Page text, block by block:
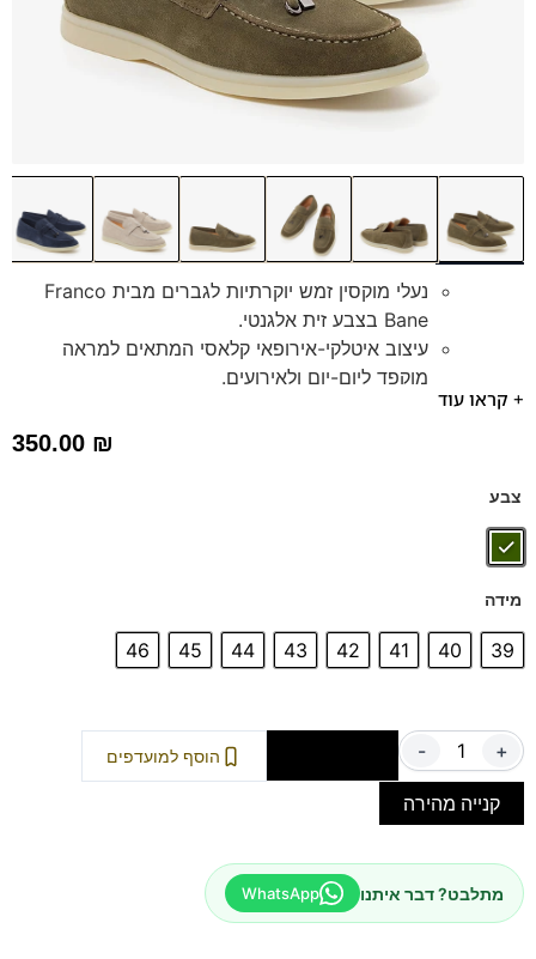
נעלי מוקסין זמש יוקרתיות לגברים מבית Franco
Bane בצבע זית אלגנטי.
עיצוב איטלקי-אירופאי קלאסי המתאים למראה
מוקפד ליום-יום ולאירועים.
+ קראו עוד
350.00 ₪
צבע
מידה
39
40
41
42
43
44
45
46
- + הוסף למועדפים
קנייה מהירה
מתלבט? דבר איתנו WhatsApp